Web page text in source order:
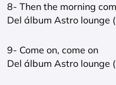
8- Then the morning
Del álbum Astro lounge
9- Come on, come on
Del álbum Astro lounge